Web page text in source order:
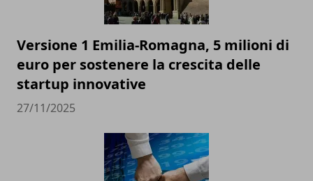
Versione 1 Emilia-Romagna, 5 milioni di
euro per sostenere la crescita delle
startup innovative
27/11/2025